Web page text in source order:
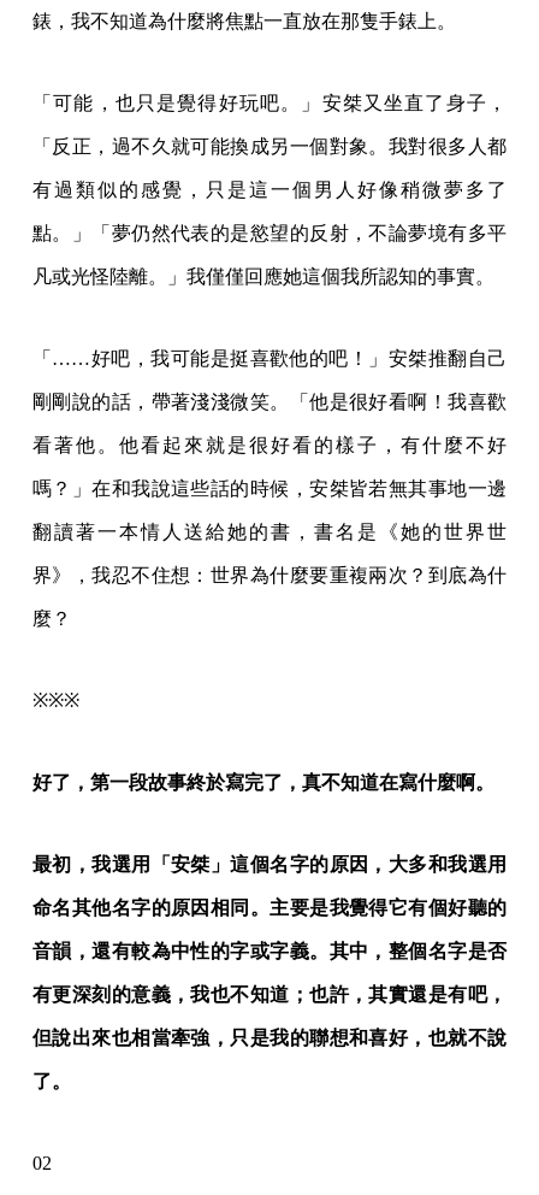
錶，我不知道為什麼將焦點一直放在那隻手錶上。
「可能，也只是覺得好玩吧。」安桀又坐直了身子，
「反正，過不久就可能換成另一個對象。我對很多人都
有過類似的感覺，只是這一個男人好像稍微夢多了
點。」「夢仍然代表的是慾望的反射，不論夢境有多平
凡或光怪陸離。」我僅僅回應她這個我所認知的事實。
「……好吧，我可能是挺喜歡他的吧！」安桀推翻自己
剛剛說的話，帶著淺淺微笑。「他是很好看啊！我喜歡
看著他。他看起來就是很好看的樣子，有什麼不好
嗎？」在和我說這些話的時候，安桀皆若無其事地一邊
翻讀著一本情人送給她的書，書名是《她的世界世
界》，我忍不住想：世界為什麼要重複兩次？到底為什
麼？
※※※
好了，第一段故事終於寫完了，真不知道在寫什麼啊。
最初，我選用「安桀」這個名字的原因，大多和我選用
命名其他名字的原因相同。主要是我覺得它有個好聽的
音韻，還有較為中性的字或字義。其中，整個名字是否
有更深刻的意義，我也不知道；也許，其實還是有吧，
但說出來也相當牽強，只是我的聯想和喜好，也就不說
了。
02